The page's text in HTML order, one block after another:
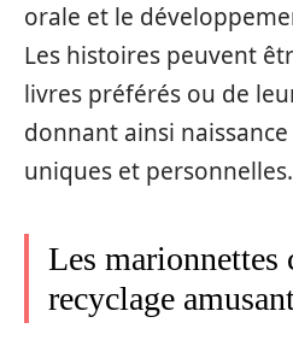
orale et le
Les histoires peuvent
livres préférés ou de
donnant ainsi
uniques et personnelles.
Les marionnettes
recyclage